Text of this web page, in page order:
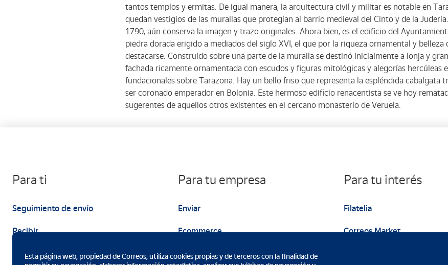
tantos templos y ermitas. De igual manera, la arquitectura civil y militar es notable en
quedan vestigios de las murallas que protegían al barrio medieval del Cinto y de la
1790, aún conserva la imagen y trazo originales. Ahora bien, es el edificio del
piedra dorada erigido a mediados del siglo XVI, el que por la riqueza ornamental y belleza
destacarse. Construido sobre una parte de la muralla se destinó inicialmente a lonja y
fachada ricamente ornamentada con escudos y figuras mitológicas y alegorías hercúleas
fundacionales sobre Tarazona. Hay un bello friso que representa la espléndida cabalgata
ser coronado emperador en Bolonia. Este hermoso edificio renacentista se ve hoy
sugerentes de aquellos otros existentes en el cercano monasterio de Veruela.
Para ti
Seguimiento de envío
Recibir
Enviar
Para tu empresa
Enviar
Ecommerce
Marketing
Para tu interés
Filatelia
Correos Market
Esta página web, propiedad de Correos, utiliza cookies propias y de terceros con la finalidad de